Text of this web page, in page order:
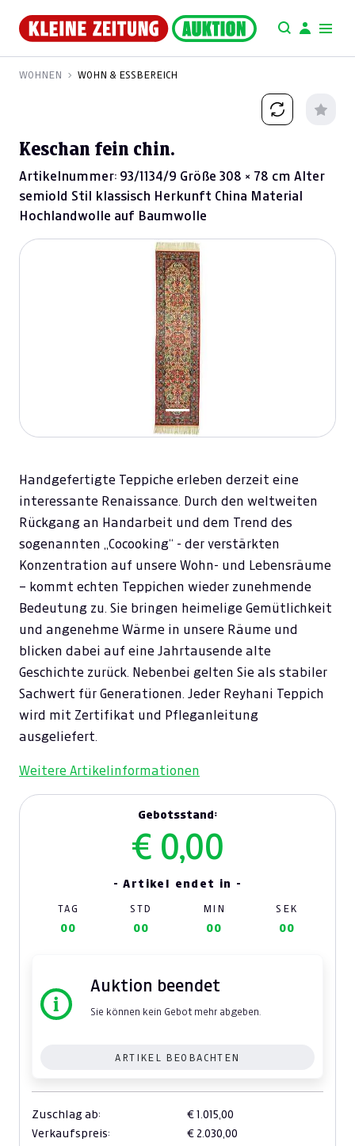
WOHNEN WOHN & ESSBEREICH
Keschan fein chin.
Artikelnummer: 93/1134/9 Größe 308 × 78 cm Alter
semiold Stil klassisch Herkunft China Material
Hochlandwolle auf Baumwolle
Handgefertigte Teppiche erleben derzeit eine
interessante Renaissance. Durch den weltweiten
Rückgang an Handarbeit und dem Trend des
sogenannten „Cocooking“ - der verstärkten
Konzentration auf unsere Wohn- und Lebensräume
– kommt echten Teppichen wieder zunehmende
Bedeutung zu. Sie bringen heimelige Gemütlichkeit
und angenehme Wärme in unsere Räume und
blicken dabei auf eine Jahrtausende alte
Geschichte zurück. Nebenbei gelten Sie als stabiler
Sachwert für Generationen. Jeder Reyhani Teppich
wird mit Zertifikat und Pfleganleitung
ausgeliefert.
Weitere Artikelinformationen
Gebotsstand:
€ 0,00
- Artikel endet in -
TAG STD MIN SEK
00 00 00 00
Auktion beendet
Sie können kein Gebot mehr abgeben.
ARTIKEL BEOBACHTEN
Zuschlag ab:
€ 1.015,00
Verkaufspreis:
€ 2.030,00